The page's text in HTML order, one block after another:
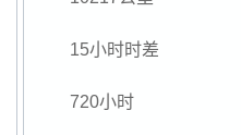
15小时时差
720小时